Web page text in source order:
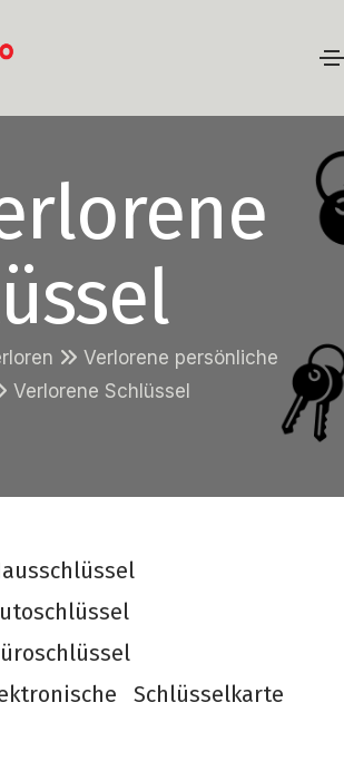
Verlorene persönliche
Verlorene Schlüssel
ausschlüssel
utoschlüssel
üroschlüssel
ktronische Schlüsselkarte